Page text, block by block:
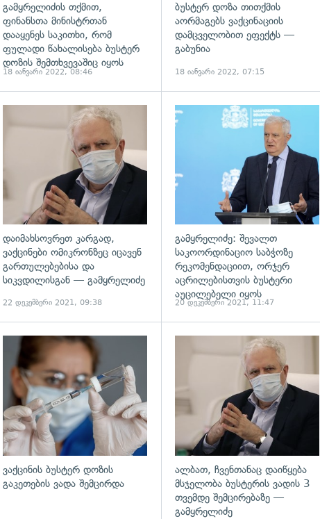
გამყრელიძის თქმით,
ფინანსთა მინისტრთან
დააყენეს საკითხი, რომ
ფულადი წახალისება ბუსტერ
დოზის შემთხვევაშიც იყოს
18 იანვარი 2022, 08:46
ბუსტერ დოზა თითქმის
აორმაგებს ვაქცინაციის
დამცველობით ეფექტს —
გაბუნია
18 იანვარი 2022, 07:15
გადახედვა
დაიმახსოვრეთ კარგად,
ვაქცინები ომიკრონზეც იცავენ
გართულებებისა და
სიკვდილისგან — გამყრელიძე
22 დეკემბერი 2021, 09:38
გამყრელიძე: შევალთ
საკოორდინაციო საბჭოზე
რეკომენდაციით, ორჯერ
აცრილებისთვის ბუსტერი
აუცილებელი იყოს
20 დეკემბერი 2021, 11:47
გადახედვა
ვაქცინის ბუსტერ დოზის
გაკეთების ვადა შემცირდა
ალბათ, ჩვენთანაც დაიწყება
მსჯელობა ბუსტერის ვადის 3
თვემდე შემცირებაზე —
გამყრელიძე